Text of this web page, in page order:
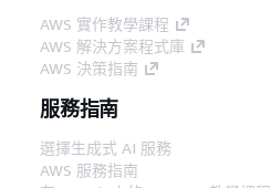
AWS 實作教學課程
AWS 解決方案程式庫
AWS 決策指南
服務指南
選擇生成式 AI 服務
AWS 服務指南